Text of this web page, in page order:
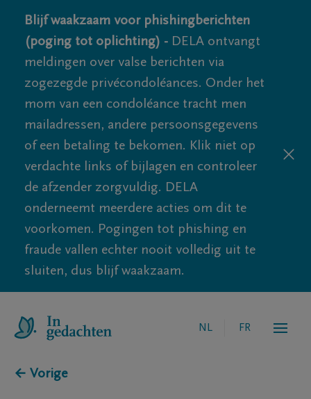
Blijf waakzaam voor phishingberichten
(poging tot oplichting) - DELA ontvangt
meldingen over valse berichten via
zogezegde privécondoléances. Onder het
mom van een condoléance tracht men
mailadressen, andere persoonsgegevens
of een betaling te bekomen. Klik niet op
verdachte links of bijlagen en controleer
de afzender zorgvuldig. DELA
onderneemt meerdere acties om dit te
voorkomen. Pogingen tot phishing en
fraude vallen echter nooit volledig uit te
sluiten, dus blijf waakzaam.
NL FR
← Vorige